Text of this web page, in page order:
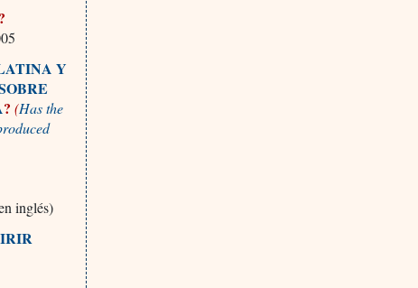
?
Y
? (Has the
inglés)